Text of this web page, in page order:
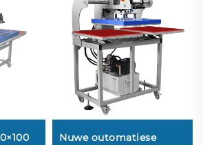
Nuwe outomatiese